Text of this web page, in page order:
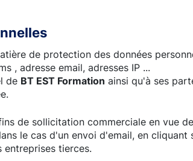
de protection des données
, adresse email, adresses IP ...
de BT EST Formation ainsi qu'à ses
de sollicitation commerciale en vue
le cas d'un envoi d'email, en
entreprises tierces.